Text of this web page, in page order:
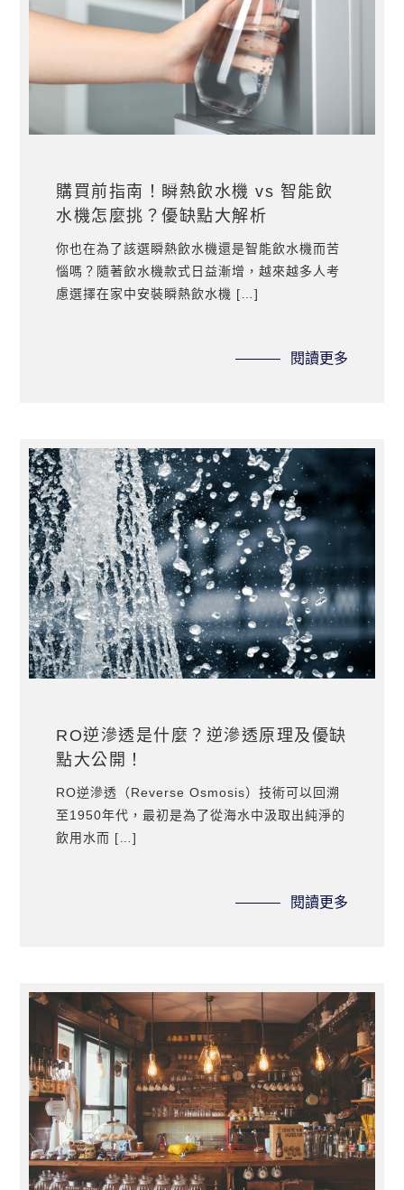
購買前指南！瞬熱飲水機 vs 智能飲
水機怎麼挑？優缺點大解析
你也在為了該選瞬熱飲水機還是智能飲水機而苦
惱嗎？隨著飲水機款式日益漸增，越來越多人考
慮選擇在家中安裝瞬熱飲水機 […]
閱讀更多
RO逆滲透是什麼？逆滲透原理及優缺
點大公開！
RO逆滲透（Reverse Osmosis）技術可以回溯
至1950年代，最初是為了從海水中汲取出純淨的
飲用水而 […]
閱讀更多